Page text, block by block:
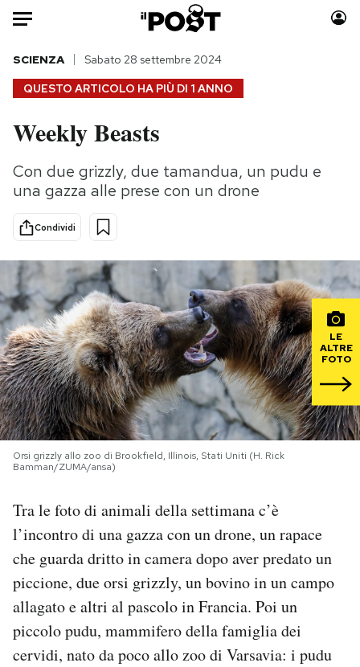
Auto
HOME
Italia
Politica
Tecnologia
Internet
Cultura
Economia
Sport
Consumismi
Europa
Altrecose
Mondiali calcio 2026
PODCAST
NEWSLETTER
CALENDARIO
AREA PERSONALE
QUESTO ARTICOLO HA PIÙ DI 1 ANNO
SCIENZA Sabato 28 settembre 2024
Weekly Beasts
Con due grizzly, due tamandua, un pudu e
una gazza alle prese con un drone
Condividi
LE
ALTRE
FOTO
Orsi grizzly allo zoo di Brookfield, Illinois, Stati Uniti (H. Rick
Bamman/ZUMA/ansa)
Tra le foto di animali della settimana c’è
l’incontro di una gazza con un drone, un rapace
che guarda dritto in camera dopo aver predato un
piccione, due orsi grizzly, un bovino in un campo
allagato e altri al pascolo in Francia. Poi un
piccolo pudu, mammifero della famiglia dei
cervidi, nato da poco allo zoo di Varsavia: i pudu